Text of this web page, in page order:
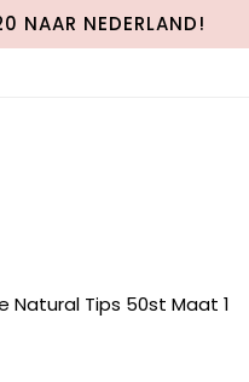
NAAR NEDERLAND!
Natural Tips 50st Maat 1